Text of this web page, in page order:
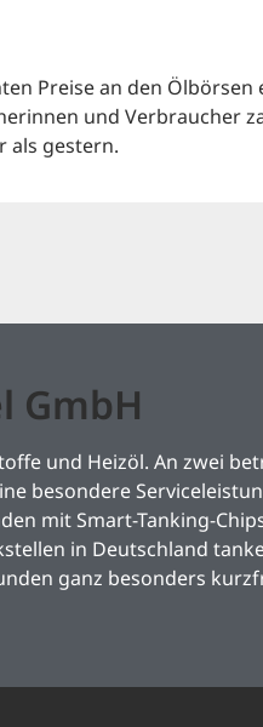
Preise an den Ölbörsen
und Verbraucher
als gestern.
GmbH
und Heizöl. An zwei
besondere
mit Smart-Tanking-
in Deutschland
ganz besonders